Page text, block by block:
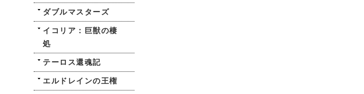
ダブルマスターズ
イコリア：巨獣の棲
処
テーロス還魂記
エルドレインの王権